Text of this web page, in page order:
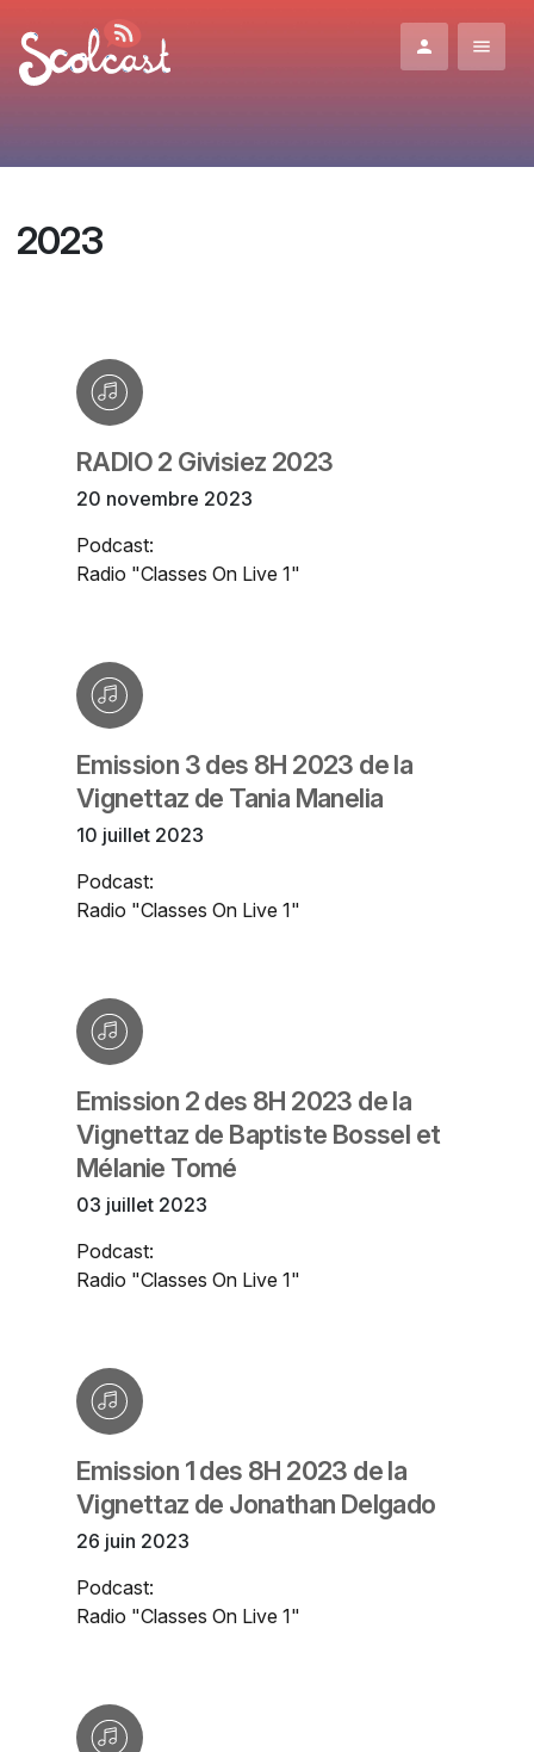
2023
RADIO 2 Givisiez 2023
20 novembre 2023
Podcast:
Radio "Classes On Live 1"
Emission 3 des 8H 2023 de la
Vignettaz de Tania Manelia
10 juillet 2023
Podcast:
Radio "Classes On Live 1"
Emission 2 des 8H 2023 de la
Vignettaz de Baptiste Bossel et
Mélanie Tomé
03 juillet 2023
Podcast:
Radio "Classes On Live 1"
Emission 1 des 8H 2023 de la
Vignettaz de Jonathan Delgado
26 juin 2023
Podcast:
Radio "Classes On Live 1"